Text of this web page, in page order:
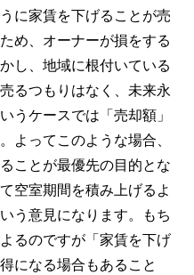
に家賃を下げることが売
め、オーナーが損をする
し、地域に根付いている
るつもりはなく、未来永
うケースでは「売却額」
よってこのような場合、
ことが最優先の目的とな
空室期間を積み上げるよ
う意見になります。もち
るのですが「家賃を下げ
になる場合もあること